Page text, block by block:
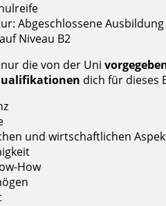
Abgeschlossene
Niveau B2
die von der Uni
dich für dieses
und wirtschaftlichen
How